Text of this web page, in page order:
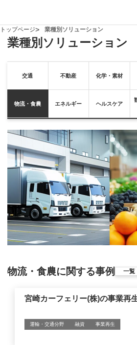
トップページ 業種別ソリューション
業種別ソリューション
交通 不動産 化学・素材
物流・食農 エネルギー ヘルスケア
物流・食農に関する事例 一覧
宮崎カーフェリー(株)の事業再
運輸・交通分野 融資 事業再生